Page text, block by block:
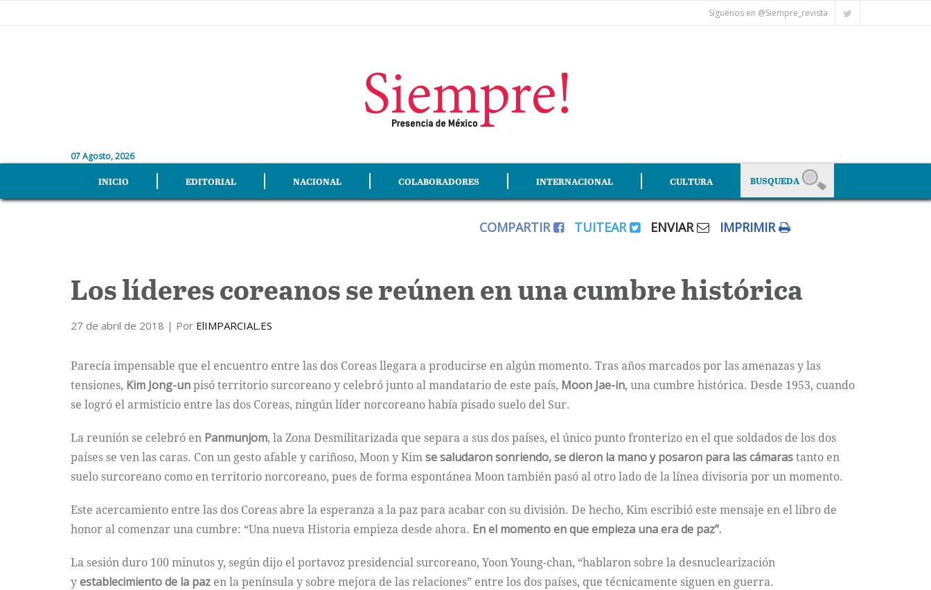
Síguenos en @Siempre_revista
07 Agosto, 2026
INICIO EDITORIAL NACIONAL COLABORADORES INTERNACIONAL CULTURA
COMPARTIR TUITEAR ENVIAR IMPRIMIR
Los líderes coreanos se reúnen en una cumbre histórica
27 de abril de 2018 | Por ElIMPARCIAL.ES
Parecía impensable que el encuentro entre las dos Coreas llegara a producirse en algún momento. Tras años marcados por las amenazas y las
tensiones, Kim Jong-unpisó territorio surcoreano y celebró junto al mandatario de este país, Moon Jae-in, una cumbre histórica. Desde 1953, cuando
se logró el armisticio entre las dos Coreas, ningún líder norcoreano había pisado suelo del Sur.
La reunión se celebró en Panmunjom, la Zona Desmilitarizada que separa a sus dos países, el único punto fronterizo en el que soldados de los dos
países se ven las caras. Con un gesto afable y cariñoso, Moon y Kimse saludaron sonriendo, se dieron la mano y posaron para las cámarastanto en
suelo surcoreano como en territorio norcoreano, pues de forma espontánea Moon también pasó al otro lado de la línea divisoria por un momento.
Este acercamiento entre las dos Coreas abre la esperanza a la paz para acabar con su división. De hecho, Kim escribió este mensaje en el libro de
honor al comenzar una cumbre: “Una nueva Historia empieza desde ahora. En el momento en que empieza una era de paz”.
La sesión duro 100 minutos y, según dijo el portavoz presidencial surcoreano, Yoon Young-chan, “hablaron sobre la desnuclearización
yestablecimiento de la paz en la península y sobre mejora de las relaciones” entre los dos países, que técnicamente siguen en guerra.